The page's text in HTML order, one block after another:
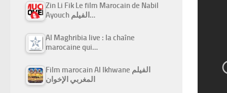
Zin Li Fik Le film Marocain de Nabil
Ayouch الفيلم…
Al Maghribia live : la chaîne
marocaine qui…
Film marocain Al Ikhwane الفيلم
المغربي الإخوان